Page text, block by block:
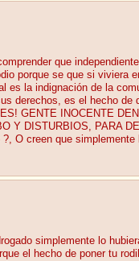
que
porque se que si viviera
la indignación de la
derechos, es el hecho
GENTE INOCENTE
Y DISTURBIOS, PARA
O creen que
simplemente lo
el hecho de poner tu